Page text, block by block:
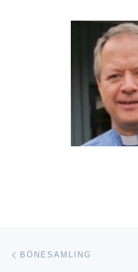
Inläggsnavigering
BÖNESAMLING